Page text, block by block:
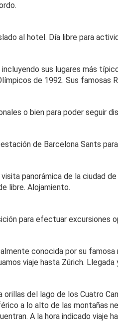
al hotel. Día libre para
sus lugares más
de 1992. Sus famosas
o bien para poder seguir
de Barcelona Sants
panorámica de la ciudad
libre. Alojamiento.
para efectuar
conocida por su
viaje hasta Zúrich.
orillas del lago de los Cuatro
a lo alto de las montañas
A la hora indicado viaje